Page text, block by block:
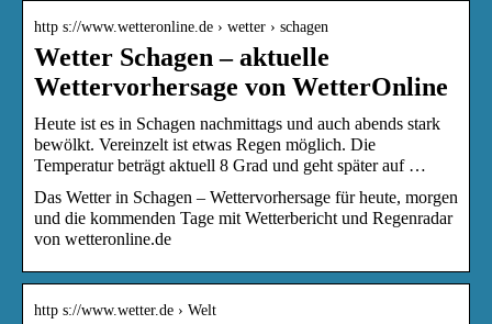
http s://www.wetteronline.de › wetter › schagen
Wetter Schagen – aktuelle
Wettervorhersage von WetterOnline
Heute ist es in Schagen nachmittags und auch abends stark
bewölkt. Vereinzelt ist etwas Regen möglich. Die
Temperatur beträgt aktuell 8 Grad und geht später auf …
Das Wetter in Schagen – Wettervorhersage für heute, morgen
und die kommenden Tage mit Wetterbericht und Regenradar
von wetteronline.de
http s://www.wetter.de › Welt